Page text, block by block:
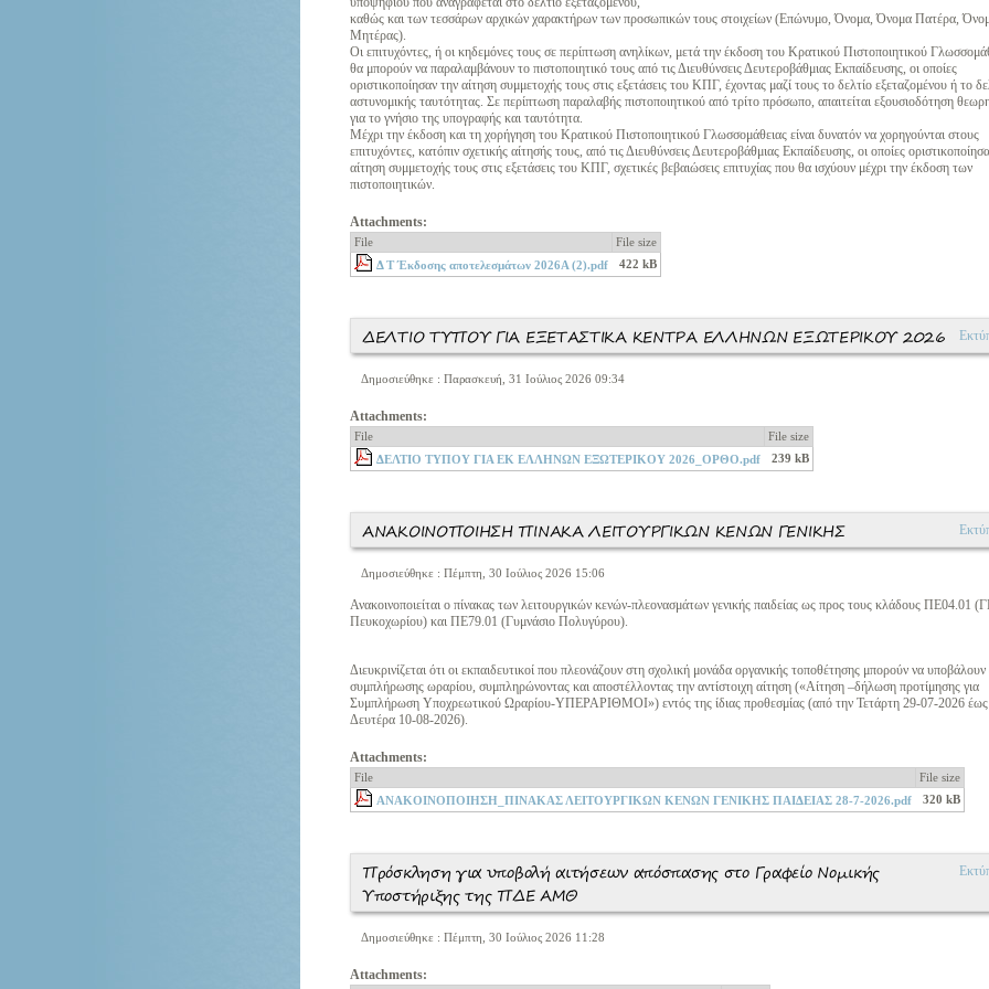
καθώς και των τεσσάρων αρχικών χαρακτήρων των προσωπικών τους στοιχείων (Επώνυμο, Όνομα, Όνομα Πατέρα,
Μητέρας).
Οι επιτυχόντες, ή οι κηδεμόνες τους σε περίπτωση ανηλίκων, μετά την έκδοση του Κρατικού Πιστοποιητικού
θα μπορούν να παραλαμβάνουν το πιστοποιητικό τους από τις Διευθύνσεις Δευτεροβάθμιας Εκπαίδευσης, οι οποίες
οριστικοποίησαν την αίτηση συμμετοχής τους στις εξετάσεις του ΚΠΓ, έχοντας μαζί τους το δελτίο εξεταζομένου ή το
αστυνομικής ταυτότητας. Σε περίπτωση παραλαβής πιστοποιητικού από τρίτο πρόσωπο, απαιτείται εξουσιοδότηση
για το γνήσιο της υπογραφής και ταυτότητα.
Μέχρι την έκδοση και τη χορήγηση του Κρατικού Πιστοποιητικού Γλωσσομάθειας είναι δυνατόν να χορηγούνται στους
επιτυχόντες, κατόπιν σχετικής αίτησής τους, από τις Διευθύνσεις Δευτεροβάθμιας Εκπαίδευσης, οι οποίες
αίτηση συμμετοχής τους στις εξετάσεις του ΚΠΓ, σχετικές βεβαιώσεις επιτυχίας που θα ισχύουν μέχρι την έκδοση των
πιστοποιητικών.
Attachments:
File
File size
Δ Τ Έκδοσης αποτελεσμάτων 2026Α (2).pdf
422 kB
ΔΕΛΤΙΟ ΤΥΠΟΥ ΓΙΑ ΕΞΕΤΑΣΤΙΚΑ ΚΕΝΤΡΑ ΕΛΛΗΝΩΝ ΕΞΩΤΕΡΙΚΟΥ 2026
Δημοσιεύθηκε : Παρασκευή, 31 Ιούλιος 2026 09:34
Attachments:
File
File size
ΔΕΛΤΙΟ ΤΥΠΟΥ ΓΙΑ ΕΚ ΕΛΛΗΝΩΝ ΕΞΩΤΕΡΙΚΟΥ 2026_ΟΡΘΟ.pdf
239 kB
ΑΝΑΚΟΙΝΟΠΟΙΗΣΗ ΠΙΝΑΚΑ ΛΕΙΤΟΥΡΓΙΚΩΝ ΚΕΝΩΝ ΓΕΝΙΚΗΣ
Δημοσιεύθηκε : Πέμπτη, 30 Ιούλιος 2026 15:06
Ανακοινοποιείται ο πίνακας των λειτουργικών κενών-πλεονασμάτων γενικής παιδείας ως προς τους κλάδους ΠΕ04.01
Πευκοχωρίου) και ΠΕ79.01 (Γυμνάσιο Πολυγύρου).
Διευκρινίζεται ότι οι εκπαιδευτικοί που πλεονάζουν στη σχολική μονάδα οργανικής τοποθέτησης μπορούν να υποβάλουν
συμπλήρωσης ωραρίου, συμπληρώνοντας και αποστέλλοντας την αντίστοιχη αίτηση («Αίτηση –δήλωση προτίμησης για
Συμπλήρωση Υποχρεωτικού Ωραρίου-ΥΠΕΡΑΡΙΘΜΟΙ») εντός της ίδιας προθεσμίας (από την Τετάρτη 29-07-2026 έως
Δευτέρα 10-08-2026).
Attachments:
File
File size
ΑΝΑΚΟΙΝΟΠΟΙΗΣΗ_ΠΙΝΑΚΑΣ ΛΕΙΤΟΥΡΓΙΚΩΝ ΚΕΝΩΝ ΓΕΝΙΚΗΣ ΠΑΙΔΕΙΑΣ 28-7-2026.pdf
320 kB
Πρόσκληση για υποβολή αιτήσεων απόσπασης στο Γραφείο Νομικής
Υποστήριξης της ΠΔΕ ΑΜΘ
Δημοσιεύθηκε : Πέμπτη, 30 Ιούλιος 2026 11:28
Attachments: